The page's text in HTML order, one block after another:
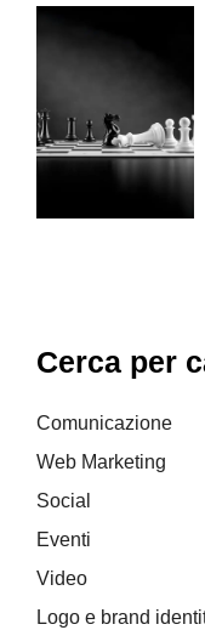
Cerca per
Comunicazione
Web Marketing
Social
Eventi
Video
Logo e brand